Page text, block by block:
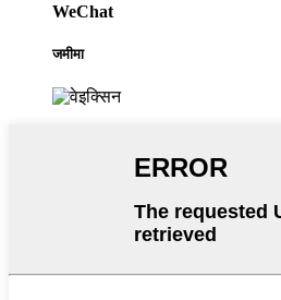
WeChat
जमीमा